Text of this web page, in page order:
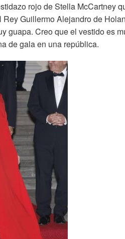
rojo de Stella McCartney
Guillermo Alejandro de
guapa. Creo que el vestido es
de gala en una república.